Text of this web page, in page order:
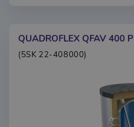
QUADROFLEX QFAV 400 P
(5SK 22-408000)